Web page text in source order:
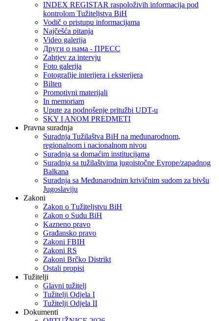
INDEX REGISTAR raspoloživih informacija pod
kontrolom Tužiteljstva BiH
Vodič o pristupu informacijama
Najčešća pitanja
Video galerija
Други о нама - ПРЕСC
Zahtjev za intervju
Foto galerija
Fotografije interijera i eksterijera
Bilten
Promotivni materijali
In memoriam
Upute za podnošenje pritužbi UDT-u
SKY I ANOM PREDMETI
Pravna suradnja
Suradnja Tužilaštva BiH na međunarodnom,
regionalnom i nacionalnom nivou
Suradnja sa domaćim institucijama
Suradnja sa tužilaštvima jugoistočne Evrope/zapadnog
Balkana
Suradnja sa Međunarodnim krivičnim sudom za bivšu
Jugoslaviju
Zakoni
Zakon o Тužiteljstvu BiH
Zakon o Sudu BiH
Kazneno pravo
Građansko pravo
Zakoni FBIH
Zakoni RS
Zakoni Brčko Distrikt
Ostali propisi
Tužitelji
Glavni tužitelj
Tužitelji Odjela I
Tužitelji Odjela II
Dokumenti